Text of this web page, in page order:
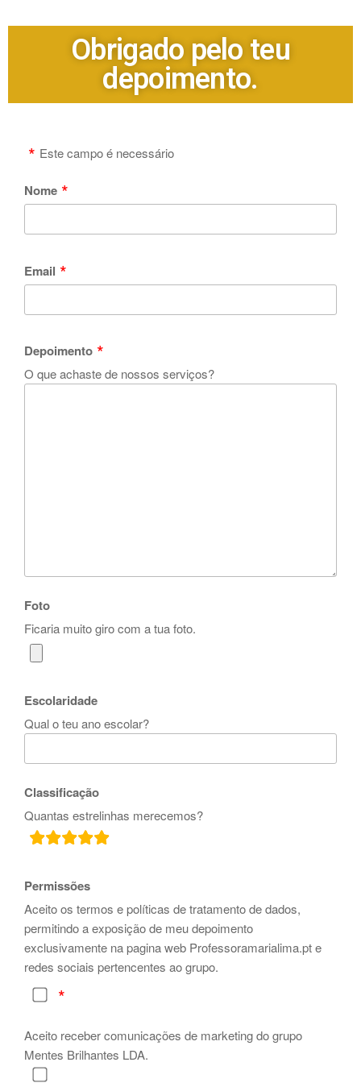
Obrigado pelo teu
depoimento.
Este campo é necessário
Nome
Email
Depoimento
O que achaste de nossos serviços?
Foto
Ficaria muito giro com a tua foto.
Escolaridade
Qual o teu ano escolar?
Classificação
Quantas estrelinhas merecemos?
rating
Permissões
Aceito os termos e políticas de tratamento de dados,
permitindo a exposição de meu depoimento
exclusivamente na pagina web Professoramarialima.pt e
redes sociais pertencentes ao grupo.
Aceito receber comunicações de marketing do grupo
Mentes Brilhantes LDA.